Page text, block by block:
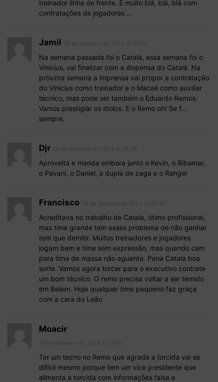
treinador linha de frente. É muito blá, blá, blá com
contratações de jogadores …
Jamil
Na semana passada foi o Catalá, essa semana foi o
Vinicius, vai finalizar com a dispensa do Catalá. Na
próxima semana a imprensa vai propor a contratação
do Vinicius como treinador e o Macaé como auxiliar
técnico, mas pode ser também o Eduardo Ramos.
Vamos prestigiar os ídolos. E o Remo oh! Se f….
sempre.
Djr
Aproveita e manda embora junto o Kevin, o Ribamar,
o Pavani, o Daniel, a dupla de zaga e o Rangel
Francisco
Acreditava no trabalho de Catala, ótimo profissional,
mas time grande tem esses problema de não ganhar
tem que demitir. Muitos treinadores e jogadores
jogam bem e time sem expressão, mas quando cem
para time de massa não aguenta. Pena Catala boa
sorte. Vamos agora torcer para o executivo contrate
um bom técnico. O remo precisa voltar a ser temido
em Belem. Hoje qualquer time pequeno faz graça
com a cara do Leão
Moacir
Ter um tecno no Remo que agrada a torcida vai se
difícil mesmo porque tem um vice presidente que
alimenta a torcida com informações falsa e